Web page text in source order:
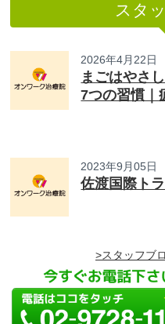
スタ
2026年4月22日
まごはやさ
7つの習慣｜
2023年9月05日
佐渡国際ト
>スタッフブ